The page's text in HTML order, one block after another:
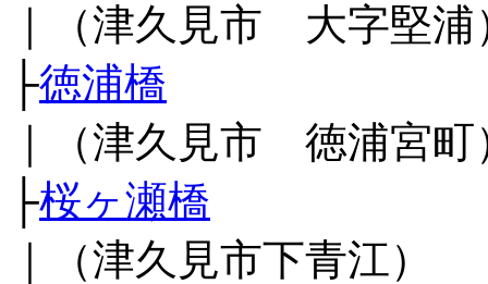
｜（津久見市 大字堅浦
├徳浦橋
｜（津久見市 徳浦宮町
├桜ヶ瀬橋
｜（津久見市下青江）